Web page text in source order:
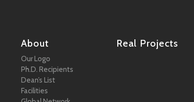
About
Our Logo
Ph.D. Recipients
Dean’s List
Facilities
Real Projects